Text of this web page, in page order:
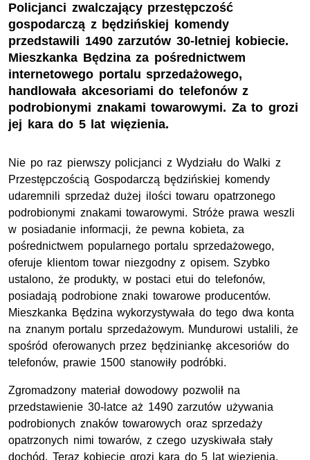
Policjanci zwalczający przestępczość
gospodarczą z będzińskiej komendy
przedstawili 1490 zarzutów 30-letniej kobiecie.
Mieszkanka Będzina za pośrednictwem
internetowego portalu sprzedażowego,
handlowała akcesoriami do telefonów z
podrobionymi znakami towarowymi. Za to grozi
jej kara do 5 lat więzienia.
Nie po raz pierwszy policjanci z Wydziału do Walki z
Przestępczością Gospodarczą będzińskiej komendy
udaremnili sprzedaż dużej ilości towaru opatrzonego
podrobionymi znakami towarowymi. Stróże prawa weszli
w posiadanie informacji, że pewna kobieta, za
pośrednictwem popularnego portalu sprzedażowego,
oferuje klientom towar niezgodny z opisem. Szybko
ustalono, że produkty, w postaci etui do telefonów,
posiadają podrobione znaki towarowe producentów.
Mieszkanka Będzina wykorzystywała do tego dwa konta
na znanym portalu sprzedażowym. Mundurowi ustalili, że
spośród oferowanych przez będziniankę akcesoriów do
telefonów, prawie 1500 stanowiły podróbki.
Zgromadzony materiał dowodowy pozwolił na
przedstawienie 30-latce aż 1490 zarzutów używania
podrobionych znaków towarowych oraz sprzedaży
opatrzonych nimi towarów, z czego uzyskiwała stały
dochód. Teraz kobiecie grozi kara do 5 lat więzienia.